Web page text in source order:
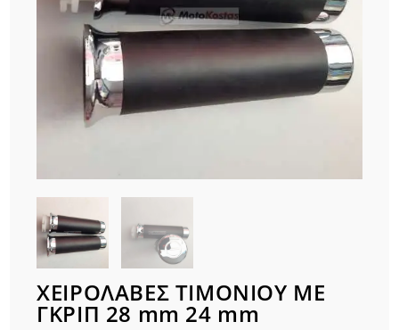
ΧΕΙΡΟΛΑΒΕΣ ΤΙΜΟΝΙΟΥ ΜΕ
ΓΚΡΙΠ 28 mm 24 mm